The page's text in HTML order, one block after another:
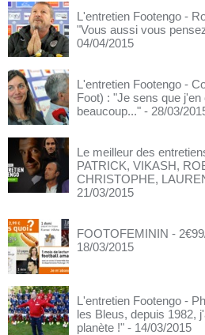
L'entretien Footengo -
"Vous aussi vous
04/04/2015
L'entretien Footengo -
Foot) : "Je sens que
beaucoup..." - 28/03/
Le meilleur des
PATRICK, VIKASH,
CHRISTOPHE,
21/03/2015
FOOTOFEMININ -
18/03/2015
L'entretien Footengo -
les Bleus, depuis 1982,
planète !" - 14/03/2015